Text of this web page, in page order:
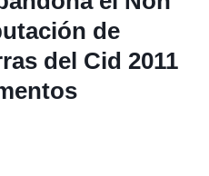
de
del Cid 2011